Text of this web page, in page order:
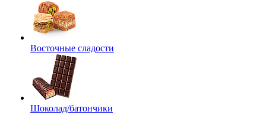
Восточные сладости
Шоколад/батончики